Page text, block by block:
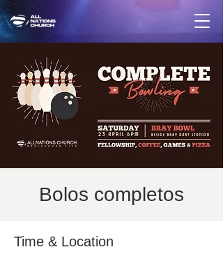
Bolos completos
Time & Location